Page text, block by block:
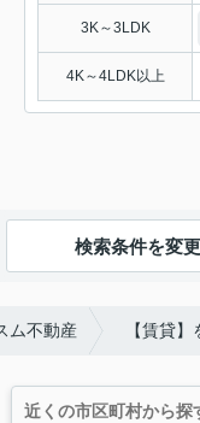
3K～3LDK
4K～4LDK以上
検索条件を変更
ム不動産 【賃貸
近くの市区町村から探